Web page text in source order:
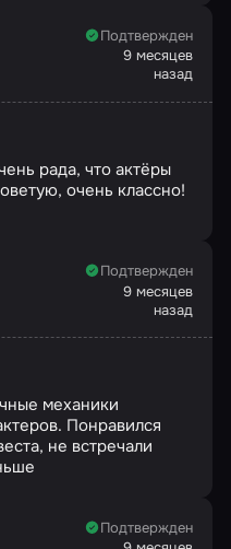
Подтвержден
9 месяцев
назад
рада, что актёры
очень классно!
Подтвержден
9 месяцев
назад
механики
Понравился
не встречали
Подтвержден